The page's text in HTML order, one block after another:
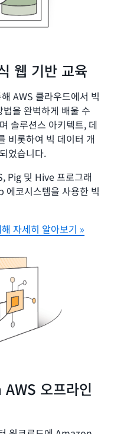
웹 기반 교육
AWS 클라우드에서 빅
을 완벽하게 배울 수
솔루션스 아키텍트, 데
비롯하여 빅 데이터 개
었습니다.
Pig 및 Hive 프로그래
코시스템을 사용한 빅
자세히 알아보기 »
오프라인